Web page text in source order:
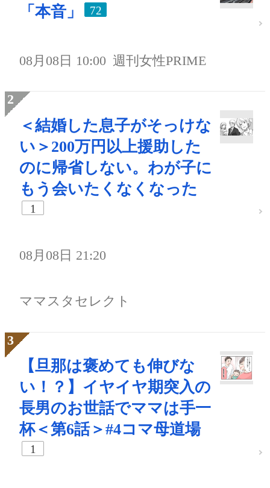
「本音」
72
08月08日 10:00 週刊女性PRIME
＜結婚した息子がそっけな
い＞200万円以上援助した
のに帰省しない。わが子に
もう会いたくなくなった
1
08月08日 21:20
ママスタセレクト
【旦那は褒めても伸びな
い！？】イヤイヤ期突入の
長男のお世話でママは手一
杯＜第6話＞#4コマ母道場
1